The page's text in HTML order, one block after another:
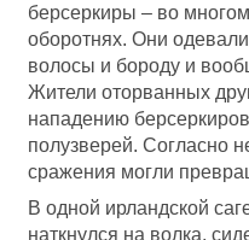
берсеркиры – во
оборотнях. Они
волосы и бороду и
Жители оторванных
нападению
полузверей. Согласно
сражения могли
В одной ирландской
наткнулся на волка,